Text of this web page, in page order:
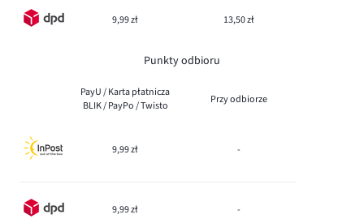
9,99 zł 13,50 zł
Punkty odbioru
PayU / Karta płatnicza
BLIK / PayPo / Twisto
Przy odbiorze
9,99 zł -
9,99 zł -